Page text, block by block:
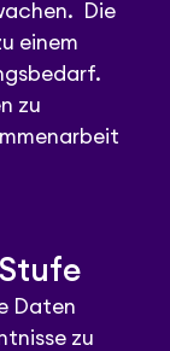
Die
einem
zu
Daten
zu